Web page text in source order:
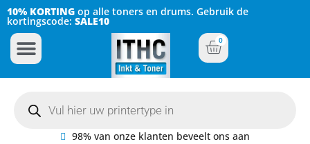
10% KORTING op alle toners en drums. Gebruik de
kortingscode: SALE10
0
98% van onze klanten beveelt ons aan